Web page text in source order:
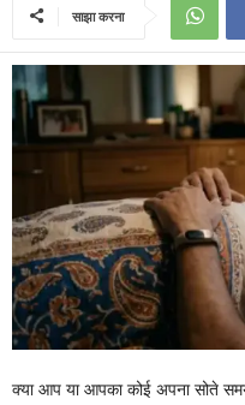
साझा करना
क्या आप या आपका कोई अपना सोते